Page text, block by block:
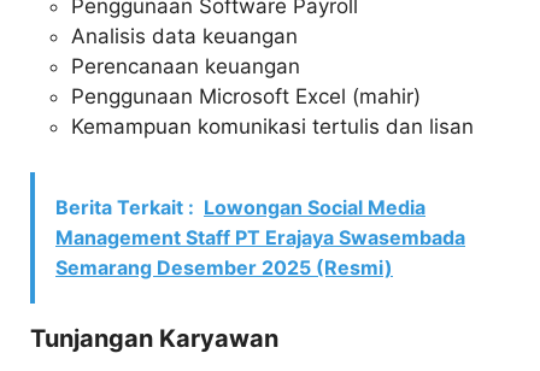
Penggunaan Software Payroll
Analisis data keuangan
Perencanaan keuangan
Penggunaan Microsoft Excel (mahir)
Kemampuan komunikasi tertulis dan lisan
Berita Terkait : Lowongan Social Media
Management Staff PT Erajaya Swasembada
Semarang Desember 2025 (Resmi)
Tunjangan Karyawan